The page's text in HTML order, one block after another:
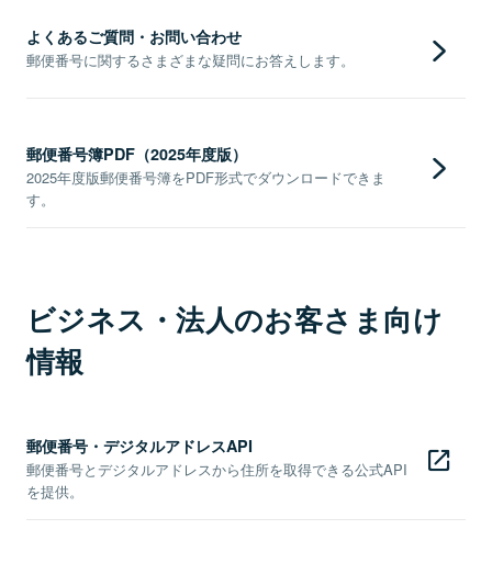
よくあるご質問・お問い合わせ
郵便番号に関するさまざまな疑問にお答えします。
郵便番号簿PDF（2025年度版）
2025年度版郵便番号簿をPDF形式でダウンロードできま
す。
ビジネス・法人のお客さま向け
情報
郵便番号・デジタルアドレスAPI
郵便番号とデジタルアドレスから住所を取得できる公式API
を提供。